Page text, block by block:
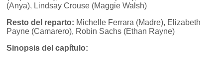
(Anya), Lindsay Crouse (Maggie Walsh)
Resto del reparto: Michelle Ferrara (Madre), Elizabeth
Payne (Camarero), Robin Sachs (Ethan Rayne)
Sinopsis del capítulo: